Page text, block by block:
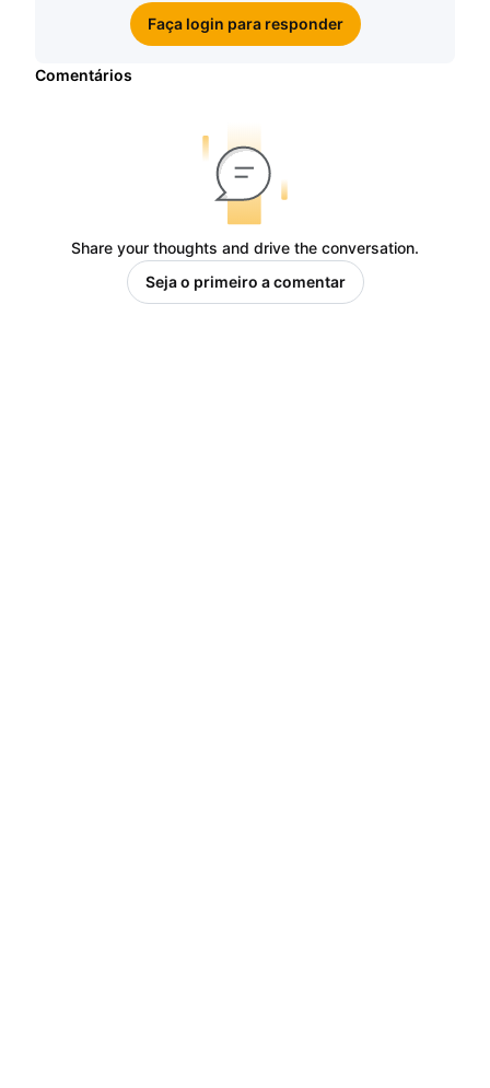
Faça login para responder
Comentários
Share your thoughts and drive the conversation.
Seja o primeiro a comentar